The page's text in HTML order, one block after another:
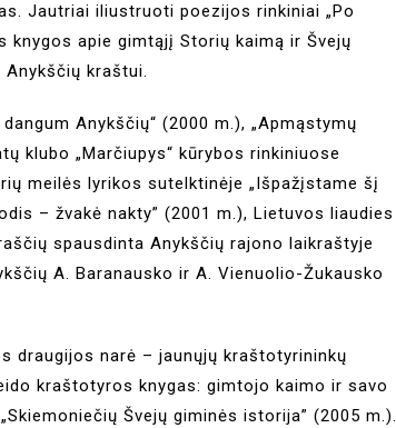
Jautriai iliustruoti poezijos rinkiniai „Po
knygos apie gimtąjį Storių kaimą ir Švejų
kraštui.
Anykščių“ (2000 m.), „Apmąstymų
klubo „Marčiupys“ kūrybos rinkiniuose
meilės lyrikos sutelktinėje „Išpažįstame šį
– žvakė nakty” (2001 m.), Lietuvos liaudies
spausdinta Anykščių rajono laikraštyje
A. Baranausko ir A. Vienuolio-Žukausko
draugijos narė – jaunųjų kraštotyrininkų
kraštotyros knygas: gimtojo kaimo ir savo
Švejų giminės istorija” (2005 m.).